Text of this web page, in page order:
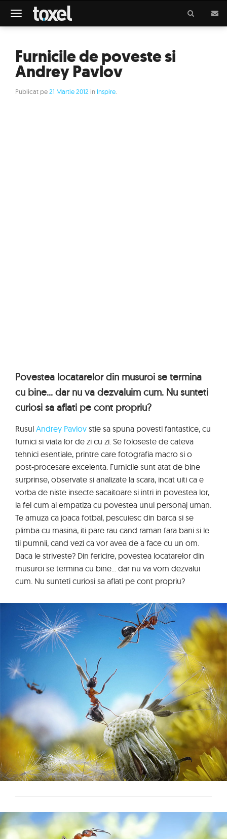
Meniu
Furnicile de poveste si
Andrey Pavlov
Publicat pe21 Martie 2012 in Inspire
Povestea locatarelor din musuroi se termina
cu bine... dar nu va dezvaluim cum. Nu sunteti
curiosi sa aflati pe cont propriu?
Rusul Andrey Pavlov stie sa spuna povesti fantastice, cu
furnici si viata lor de zi cu zi. Se foloseste de cateva
tehnici esentiale, printre care fotografia macro si o
post-procesare excelenta. Furnicile sunt atat de bine
surprinse, observate si analizate la scara, incat uiti ca e
vorba de niste insecte sacaitoare si intri in povestea lor,
la fel cum ai empatiza cu povestea unui personaj uman.
Te amuza ca joaca fotbal, pescuiesc din barca si se
plimba cu masina, iti pare rau cand raman fara bani si le
tii pumnii, cand vezi ca vor avea de a face cu un om.
Daca le striveste? Din fericire, povestea locatarelor din
musuroi se termina cu bine... dar nu va vom dezvalui
cum. Nu sunteti curiosi sa aflati pe cont propriu?